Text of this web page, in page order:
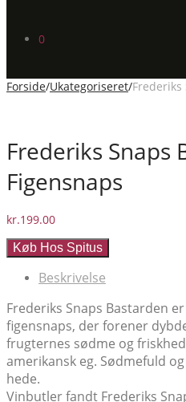
0
Forside/Ukategoriseret/Frederiks
Frederiks Snaps
Figensnaps
kr.199.00
Køb Hos Spitus
Beskrivelse
Frederiks Snaps Bastarden
figensnaps, der forener
frugternes sødme og
amerikansk eg. Sødmefuld
hede.
Vinbutler fandt Frederiks